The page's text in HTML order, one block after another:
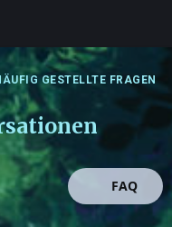
GESTELLTE FRAGEN
FAQ